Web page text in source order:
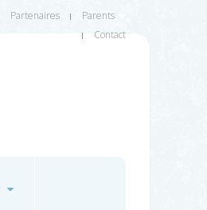
Partenaires
Parents
Contact